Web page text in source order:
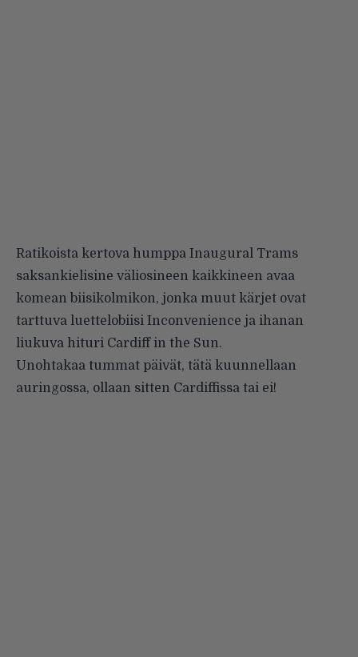
Ratikoista kertova humppa Inaugural Trams
saksankielisine väliosineen kaikkineen avaa
komean biisikolmikon, jonka muut kärjet ovat
tarttuva luettelobiisi Inconvenience ja ihanan
liukuva hituri Cardiff in the Sun.
Unohtakaa tummat päivät, tätä kuunnellaan
auringossa, ollaan sitten Cardiffissa tai ei!